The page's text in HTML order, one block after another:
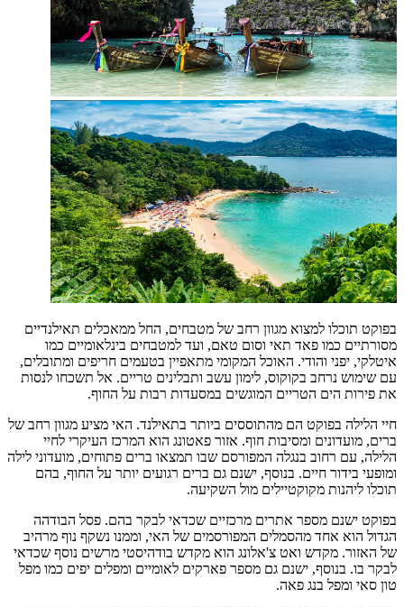
בפוקט תוכלו למצוא מגוון רחב של מטבחים, החל ממאכלים תאילנדיים
מסורתיים כמו פאד תאי וסום טאם, ועד למטבחים בינלאומיים כמו
איטלקי, יפני והודי. האוכל המקומי מתאפיין בטעמים חריפים ומתובלים,
עם שימוש נרחב בקוקוס, לימון עשב ותבלינים טריים. אל תשכחו לנסות
את פירות הים הטריים המוגשים במסעדות רבות על החוף.
חיי הלילה בפוקט הם מהתוססים ביותר בתאילנד. האי מציע מגוון רחב של
ברים, מועדונים ומסיבות חוף. אזור פאטונג הוא המרכז העיקרי לחיי
הלילה, עם רחוב בנגלה המפורסם שבו תמצאו ברים פתוחים, מועדוני לילה
ומופעי בידור חיים. בנוסף, ישנם גם ברים רגועים יותר על החוף, בהם
תוכלו ליהנות מקוקטיילים מול השקיעה.
בפוקט ישנם מספר אתרים מרכזיים שכדאי לבקר בהם. פסל הבודהה
הגדול הוא אחד מהסמלים המפורסמים של האי, וממנו נשקף נוף מרהיב
של האזור. מקדש ואט צ'אלונג הוא מקדש בודהיסטי מרשים נוסף שכדאי
לבקר בו. בנוסף, ישנם גם מספר פארקים לאומיים ומפלים יפים כמו מפל
טון סאי ומפל בנג פאה.